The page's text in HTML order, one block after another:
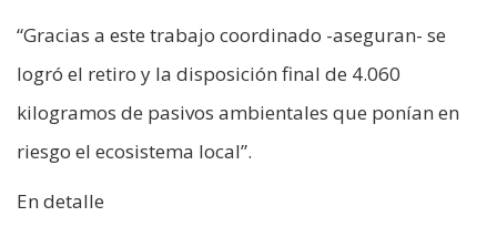
“Gracias a este trabajo coordinado -aseguran- se
logró el retiro y la disposición final de 4.060
kilogramos de pasivos ambientales que ponían en
riesgo el ecosistema local”.
En detalle